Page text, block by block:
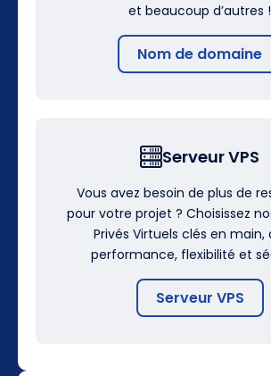
et beaucoup d’autres !
Nom de domaine
Serveur VPS
Vous avez besoin de plus de
pour votre projet ? Choisissez
Privés Virtuels clés en main,
performance, flexibilité et
Serveur VPS